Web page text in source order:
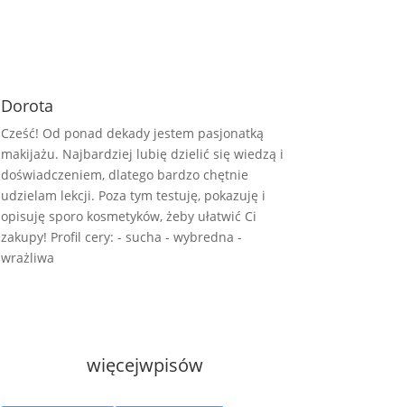
Dorota
Cześć! Od ponad dekady jestem pasjonatką
makijażu. Najbardziej lubię dzielić się wiedzą i
doświadczeniem, dlatego bardzo chętnie
udzielam lekcji. Poza tym testuję, pokazuję i
opisuję sporo kosmetyków, żeby ułatwić Ci
zakupy! Profil cery: - sucha - wybredna -
wrażliwa
więcejwpisów